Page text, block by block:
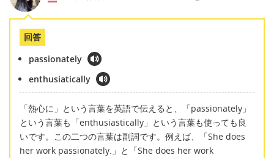
回答
passionately
enthusiatically
「熱心に」という言葉を英語で伝えると、「passionately」
という言葉も「enthusiastically」という言葉も使っても良
いです。この二つの言葉は副詞です。例えば、「She does
her work passionately.」と「She does her work